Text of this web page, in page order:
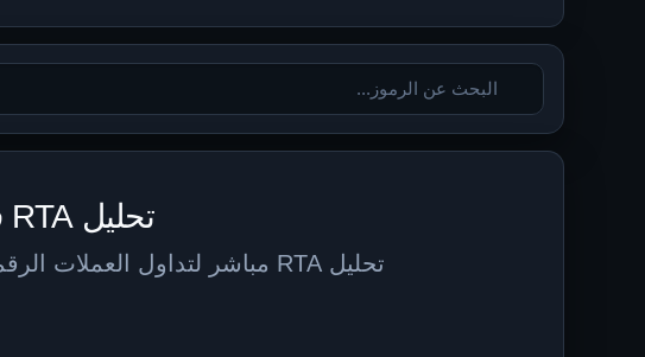
تحليل RTA في الوقت الفعلي لـالعملات الرقمية